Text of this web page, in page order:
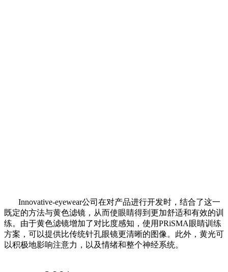
Innovative-eyewear公司在对产品进行开发时，结合了这一
既定的方法与黄色滤镜，从而使眼睛得到更加舒适和有效的训
练。由于黄色滤镜增加了对比度感知，使用PRiSMA眼睛训练
方案，可以提供比传统针孔眼镜更清晰的图像。此外，黄光可
以积极地影响注意力，以及情绪和整个神经系统。